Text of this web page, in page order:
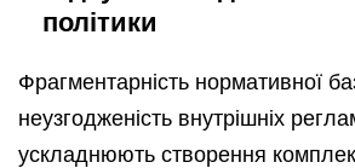
політики
Фрагментарність нормативної
неузгодженість внутрішніх
ускладнюють створення